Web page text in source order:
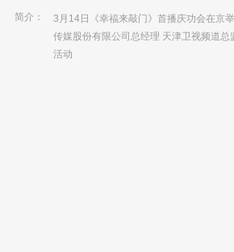
简介：
3月14日《幸福来敲门》首播庆功会在京
传媒股份有限公司总经理 天津卫视频道
活动